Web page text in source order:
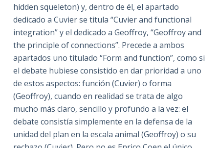
hidden squeleton) y, dentro de él, el apartado
dedicado a Cuvier se titula “Cuvier and functional
integration” y el dedicado a Geoffroy, “Geoffroy and
the principle of connections”. Precede a ambos
apartados uno titulado “Form and function”, como si
el debate hubiese consistido en dar prioridad a uno
de estos aspectos: función (Cuvier) o forma
(Geoffroy), cuando en realidad se trata de algo
mucho más claro, sencillo y profundo a la vez: el
debate consistía simplemente en la defensa de la
unidad del plan en la escala animal (Geoffroy) o su